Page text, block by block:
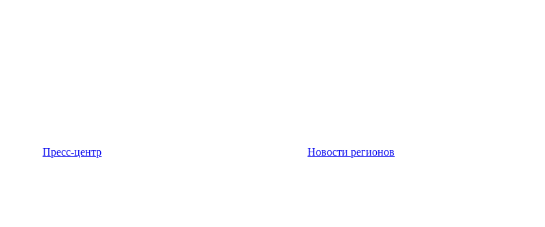
Пресс-центр Новости регионов